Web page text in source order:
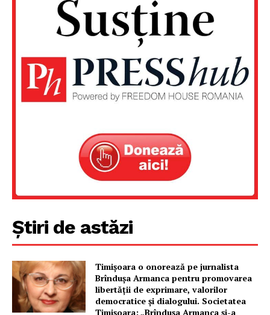
Știri de astăzi
Timișoara o onorează pe jurnalista
Brîndușa Armanca pentru promovarea
libertății de exprimare, valorilor
democratice și dialogului. Societatea
Timișoara: „Brîndușa Armanca și-a